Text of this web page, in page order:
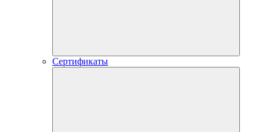
Сертификаты